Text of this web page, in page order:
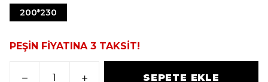
200*230
PEŞİN FİYATINA 3 TAKSİT!
SEPETE EKLE